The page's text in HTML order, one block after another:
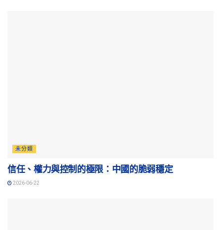
未分類
信任、權力與控制的極限：中國的脆弱穩定
2026-06-22